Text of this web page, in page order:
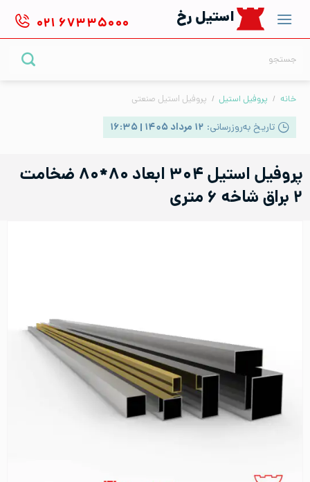
content
استیل رخ ۰۲۱ ۶۷۳۳۵۰۰۰
خانه / پروفیل استیل / پروفیل استیل صنعتی
تاریخ به‌روزرسانی: ۱۲ مرداد ۱۴۰۵ | ۱۶:۳۵
پروفیل استیل ۳۰۴ ابعاد ۸۰*۸۰ ضخامت
۲ براق شاخه ۶ متری